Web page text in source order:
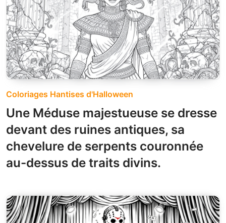
Coloriages Hantises d'Halloween
Une Méduse majestueuse se dresse
devant des ruines antiques, sa
chevelure de serpents couronnée
au-dessus de traits divins.